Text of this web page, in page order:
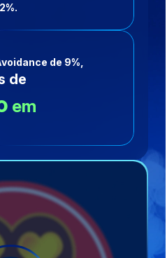
de 9%,
de
em